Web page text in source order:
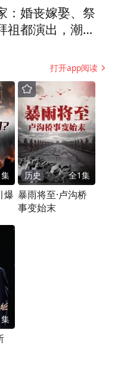
：婚丧嫁娶、祭
祖都演出，潮剧
的文化符号打开app阅读
集
爆
历史 全1集
暴雨将至·卢沟桥
事变始末
集